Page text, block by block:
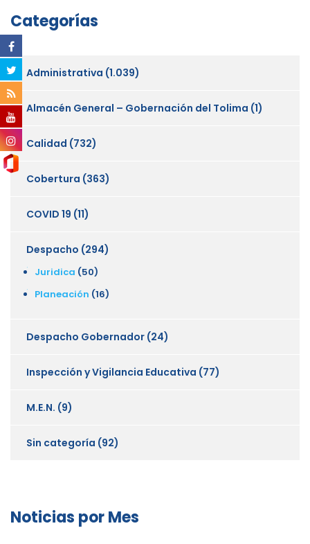
Categorías
Administrativa (1.039)
Almacén General – Gobernación del Tolima (1)
Calidad (732)
Cobertura (363)
COVID 19 (11)
Despacho (294)
Juridica (50)
Planeación (16)
Despacho Gobernador (24)
Inspección y Vigilancia Educativa (77)
M.E.N. (9)
Sin categoría (92)
Noticias por Mes